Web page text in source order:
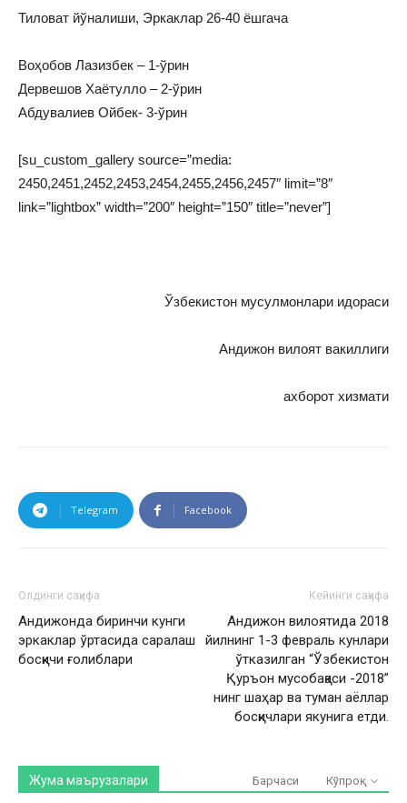
Тиловат йўналиши, Эркаклар 26-40 ёшгача
Воҳобов Лазизбек – 1-ўрин
Дервешов Хаётулло – 2-ўрин
Абдувалиев Ойбек- 3-ўрин
[su_custom_gallery source=”media:
2450,2451,2452,2453,2454,2455,2456,2457″ limit=”8″
link=”lightbox” width=”200″ height=”150″ title=”never”]
Ўзбекистон мусулмонлари идораси
Андижон вилоят вакиллиги
ахборот хизмати
Telegram Facebook
Олдинги саҳифа
Андижонда биринчи кунги
эркаклар ўртасида саралаш
босқичи ғолиблари
Кейинги саҳифа
Андижон вилоятида 2018
йилнинг 1-3 февраль кунлари
ўтказилган “Ўзбекистон
Қуръон мусобақаси -2018”
нинг шаҳар ва туман аёллар
босқичлари якунига етди.
Жума маърузалари Барчаси Кўпроқ